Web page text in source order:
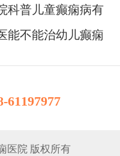
科普儿童癫痫病有
能不能治幼儿癫痫
61197977
医院 版权所有